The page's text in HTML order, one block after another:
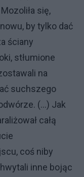
się,
by tylko dać
ściany
stłumione
na
suchszego
(...) Jak
całą
coś niby
inne bojąc